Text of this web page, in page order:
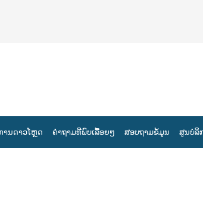
ານດາວໂຫຼດ ຄຳຖາມທີ່ພົບເລື້ອຍໆ ສອບຖາມຂໍ້ມູນ ສູນບໍລິ